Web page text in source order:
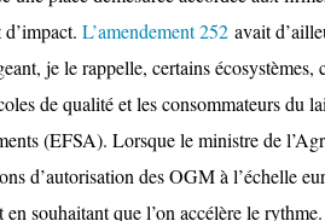
L’amendement 252 avait
je le rappelle, certains
de qualité et les consommateurs du
(EFSA). Lorsque le ministre de
d’autorisation des OGM à l’échelle
souhaitant que l’on accélère le rythme.